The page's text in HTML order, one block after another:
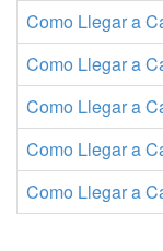
Como Llegar a
Como Llegar a
Como Llegar a
Como Llegar a
Como Llegar a